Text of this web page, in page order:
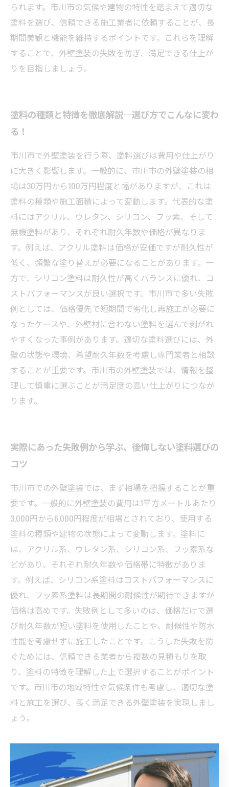
られます。市川市の気候や建物の特性を踏まえて適切な
塗料を選び、信頼できる施工業者に依頼することが、長
期間美観と機能を維持するポイントです。これらを理解
することで、外壁塗装の失敗を防ぎ、満足できる仕上が
りを目指しましょう。
塗料の種類と特徴を徹底解説―選び方でこんなに変わ
る！
市川市で外壁塗装を行う際、塗料選びは費用や仕上がり
に大きく影響します。一般的に、市川市の外壁塗装の相
場は30万円から100万円程度と幅がありますが、これは
塗料の種類や施工面積によって変動します。代表的な塗
料にはアクリル、ウレタン、シリコン、フッ素、そして
無機塗料があり、それぞれ耐久年数や価格が異なりま
す。例えば、アクリル塗料は価格が安価ですが耐久性が
低く、頻繁な塗り替えが必要になることがあります。一
方で、シリコン塗料は耐久性が高くバランスに優れ、コ
ストパフォーマンスが良い選択です。市川市で多い失敗
例としては、価格優先で短期間で劣化し再施工が必要に
なったケースや、外壁材に合わない塗料を選んで剥がれ
やすくなった事例があります。適切な塗料選びには、外
壁の状態や環境、希望耐久年数を考慮し専門業者と相談
することが重要です。市川市の外壁塗装では、情報を整
理して慎重に選ぶことが満足度の高い仕上がりにつなが
ります。
実際にあった失敗例から学ぶ、後悔しない塗料選びの
コツ
市川市での外壁塗装では、まず相場を把握することが重
要です。一般的に外壁塗装の費用は1平方メートルあたり
3,000円から6,000円程度が相場とされており、使用する
塗料の種類や建物の状態によって変動します。塗料に
は、アクリル系、ウレタン系、シリコン系、フッ素系な
どがあり、それぞれ耐久年数や価格帯に特徴がありま
す。例えば、シリコン系塗料はコストパフォーマンスに
優れ、フッ素系塗料は長期間の耐候性が期待できますが
価格は高めです。失敗例として多いのは、価格だけで選
び耐久年数が短い塗料を使用したことや、耐候性や防水
性能を考慮せずに施工したことです。こうした失敗を防
ぐためには、信頼できる業者から複数の見積もりを取
り、塗料の特徴を理解した上で選択することがポイント
です。市川市の地域特性や気候条件も考慮し、適切な塗
料と施工を選び、長く満足できる外壁塗装を実現しまし
ょう。
失敗を乗り越えた先にある、市川市での理想の外壁塗
装とは？